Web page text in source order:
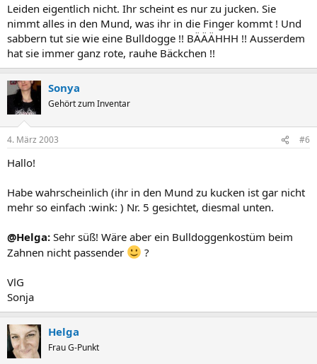
Leiden eigentlich nicht. Ihr scheint es nur zu jucken. Sie
nimmt alles in den Mund, was ihr in die Finger kommt ! Und
sabbern tut sie wie eine Bulldogge !! BÄÄÄHHH !! Ausserdem
hat sie immer ganz rote, rauhe Bäckchen !!
Sonya
Gehört zum Inventar
4. März 2003 #6
Hallo!
Habe wahrscheinlich (ihr in den Mund zu kucken ist gar nicht
mehr so einfach :wink: ) Nr. 5 gesichtet, diesmal unten.
@Helga: Sehr süß! Wäre aber ein Bulldoggenkostüm beim
Zahnen nicht passender
?
VlG
Sonja
Helga
Frau G-Punkt